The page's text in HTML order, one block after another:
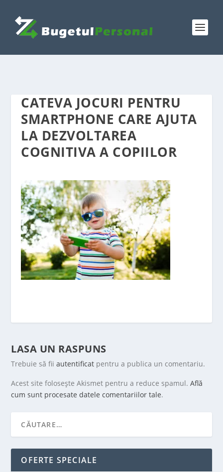
CATEVA JOCURI PENTRU
SMARTPHONE CARE AJUTA
LA DEZVOLTAREA
COGNITIVA A COPIILOR
LASA UN RASPUNS
Trebuie să fiiautentificat pentru a publica un comentariu.
Acest site folosește Akismet pentru a reduce spamul.Află
cum sunt procesate datele comentariilor tale.
OFERTE SPECIALE